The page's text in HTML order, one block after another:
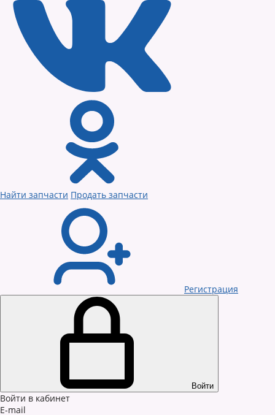
Найти запчасти Продать запчасти
Регистрация
Войти
Войти в кабинет
E-mail